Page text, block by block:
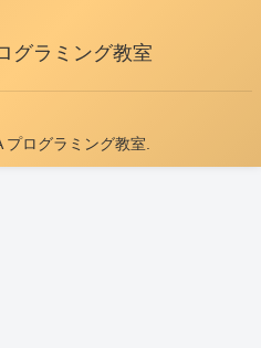
グラミング教室
ログラミング教室.